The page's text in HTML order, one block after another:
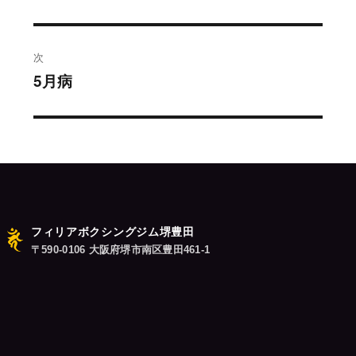
ナ
ビ
ゲ
ー
の
投
稿:
次
次
投
5月病
フィリアボクシングジム堺豊田
〒590-0106 大阪府堺市南区豊田461-1